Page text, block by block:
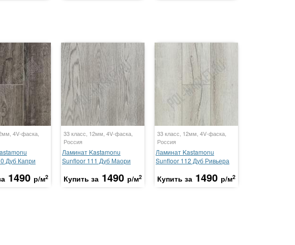
4V-фаска,
Дуб Капри
1490 р/м2
33 класс, 12мм, 4V-фаска,
Россия
Ламинат Kastamonu
Sunfloor 111 Дуб Маори
Купить за 1490 р/м2
33 класс, 12мм, 4V-фаска,
Россия
Ламинат Kastamonu
Sunfloor 112 Дуб Ривьера
Купить за 1490 р/м2